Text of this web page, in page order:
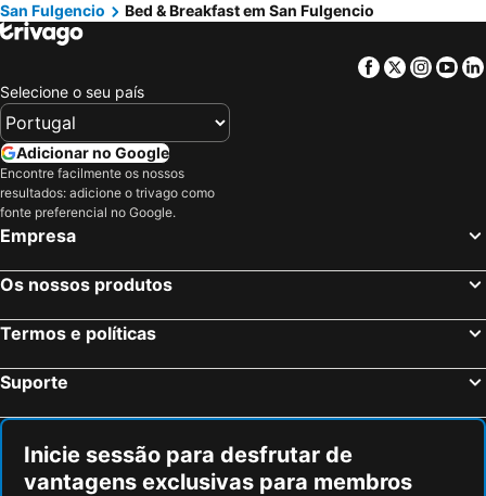
San Javier, bed and breakfasts
Crevillente, bed and breakfasts
San Fulgencio
Bed & Breakfast em San Fulgencio
Facebook
Twitter
Selecione o seu país
Adicionar no Google
Encontre facilmente os nossos
resultados: adicione o trivago como
fonte preferencial no Google.
Empresa
Os nossos produtos
Termos e políticas
Suporte
Inicie sessão para desfrutar de
vantagens exclusivas para membros